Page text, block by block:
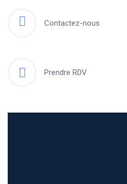
Contactez-nous
Prendre RDV